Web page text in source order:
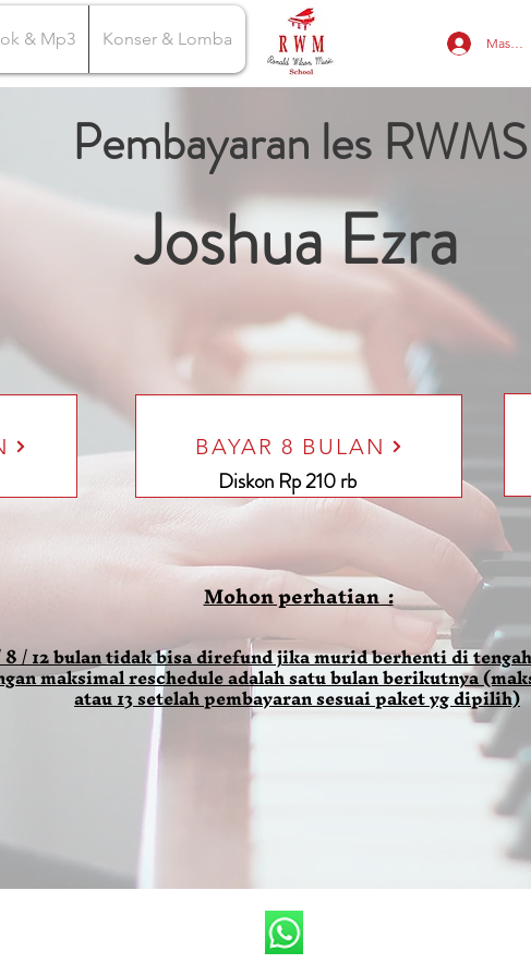
& Mp3 Konser & Lomba Masuk
Pembayaran les RWMS
Joshua Ezra
BAYAR 8 BULAN
Diskon Rp 210 rb
Mohon perhatian :
8 / 12 bulan tidak bisa direfund jika murid berhenti di
maksimal reschedule adalah satu bulan berikutnya
atau 13 setelah pembayaran sesuai paket yg dipilih)